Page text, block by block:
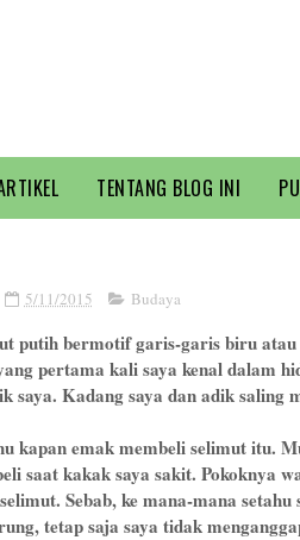
TENTANG BLOG INI
5/11/2015 Budaya
putih bermotif garis-garis biru
pertama kali saya kenal dalam
saya. Kadang saya dan adik
kapan emak membeli selimut itu.
saat kakak saya sakit. Pokoknya
Sebab, ke mana-mana
tetap saja saya tidak